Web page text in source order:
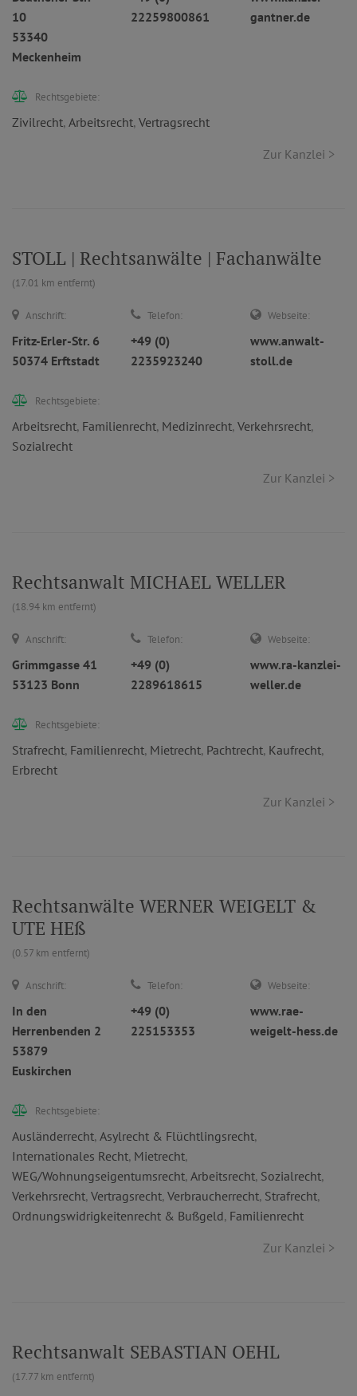
10
53340
Meckenheim
22259800861
gantner.de
Rechtsgebiete:
Zivilrecht, Arbeitsrecht, Vertragsrecht
Zur Kanzlei >
STOLL | Rechtsanwälte | Fachanwälte
(17.01 km entfernt)
Anschrift:
Fritz-Erler-Str. 6
50374 Erftstadt
Telefon:
+49 (0)
2235923240
Webseite:
www.anwalt-
stoll.de
Rechtsgebiete:
Arbeitsrecht, Familienrecht, Medizinrecht, Verkehrsrecht,
Sozialrecht
Zur Kanzlei >
Rechtsanwalt MICHAEL WELLER
(18.94 km entfernt)
Anschrift:
Grimmgasse 41
53123 Bonn
Telefon:
+49 (0)
2289618615
Webseite:
www.ra-kanzlei-
weller.de
Rechtsgebiete:
Strafrecht, Familienrecht, Mietrecht, Pachtrecht, Kaufrecht,
Erbrecht
Zur Kanzlei >
Rechtsanwälte WERNER WEIGELT &
UTE HEß
(0.57 km entfernt)
Anschrift:
In den
Herrenbenden 2
53879
Euskirchen
Telefon:
+49 (0)
225153353
Webseite:
www.rae-
weigelt-hess.de
Rechtsgebiete:
Ausländerrecht, Asylrecht & Flüchtlingsrecht,
Internationales Recht, Mietrecht,
WEG/Wohnungseigentumsrecht, Arbeitsrecht, Sozialrecht,
Verkehrsrecht, Vertragsrecht, Verbraucherrecht, Strafrecht,
Ordnungswidrigkeitenrecht & Bußgeld, Familienrecht
Zur Kanzlei >
Rechtsanwalt SEBASTIAN OEHL
(17.77 km entfernt)